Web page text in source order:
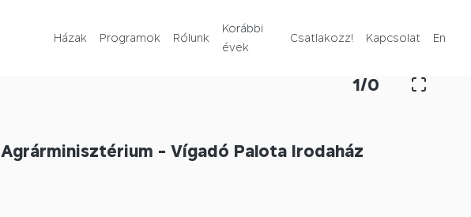
Házak Programok Rólunk
Korábbi
évek
Csatlakozz! Kapcsolat En
1/0
Agrárminisztérium - Vígadó Palota Irodaház